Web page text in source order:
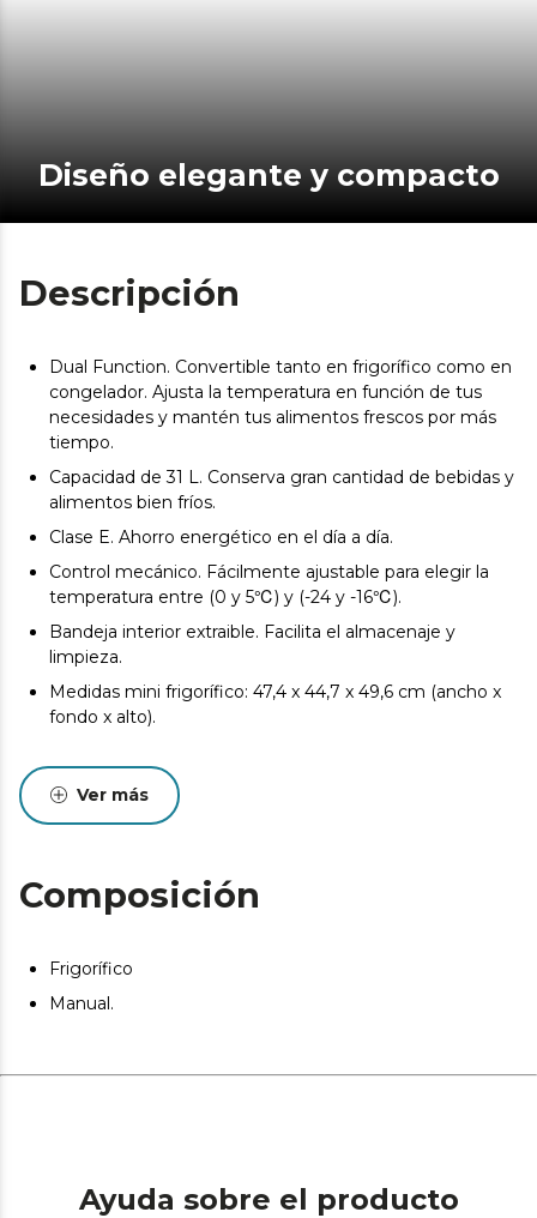
Diseño elegante y compacto
Descripción
Dual Function. Convertible tanto en frigorífico como en
congelador. Ajusta la temperatura en función de tus
necesidades y mantén tus alimentos frescos por más
tiempo.
Capacidad de 31 L. Conserva gran cantidad de bebidas y
alimentos bien fríos.
Clase E. Ahorro energético en el día a día.
Control mecánico. Fácilmente ajustable para elegir la
temperatura entre (0 y 5℃) y (-24 y -16℃).
Bandeja interior extraible. Facilita el almacenaje y
limpieza.
Medidas mini frigorífico: 47,4 x 44,7 x 49,6 cm (ancho x
fondo x alto).
Ver más
Composición
Frigorífico
Manual.
Ayuda sobre el producto